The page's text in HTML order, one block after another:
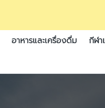
อาหารและเครื่องดื่ม
กีฬา